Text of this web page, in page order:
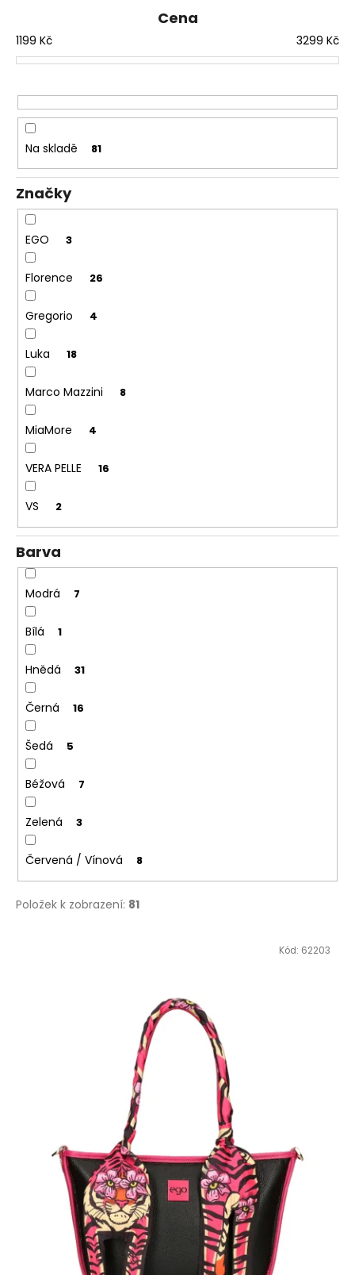
í
p
o
d
u
k
t
ů
Cena
1199 Kč 3299 Kč
Na skladě 81
Značky
EGO 3
Florence 26
Gregorio 4
Luka 18
Marco Mazzini 8
MiaMore 4
VERA PELLE 16
VS 2
Barva
Modrá 7
Bílá 1
Hnědá 31
Černá 16
Šedá 5
Béžová 7
Zelená 3
Červená / Vínová 8
Položek k zobrazení: 81
Kód: 62203
u
č
j
e
m